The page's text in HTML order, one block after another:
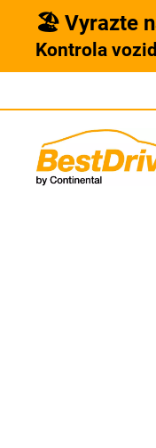
🏖️ Vyrazte
Kontrola